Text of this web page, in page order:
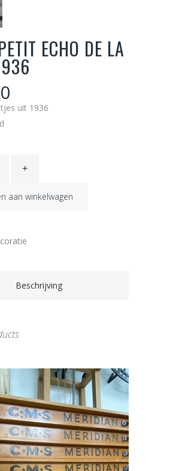
ECHO DE LA
uit 1936
aan winkelwagen
Beschrijving